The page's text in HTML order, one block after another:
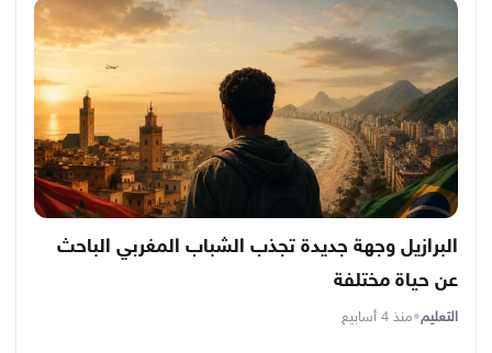
البرازيل وجهة جديدة تجذب الشباب المغربي الباحث
عن حياة مختلفة
التعليم•منذ 4 أسابيع